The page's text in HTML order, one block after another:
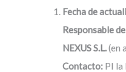
Fecha de
Responsable
NEXUS S.L.(en
Contacto: PI la